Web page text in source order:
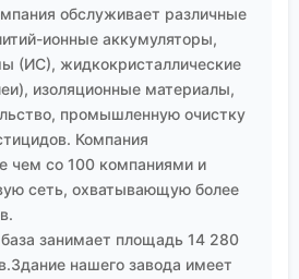
обслуживает различные
ионные аккумуляторы,
(ИС), жидкокристаллические
изоляционные материалы,
промышленную очистку
Компания
чем со 100 компаниями и
сеть, охватывающую более
занимает площадь 14 280
нашего завода имеет